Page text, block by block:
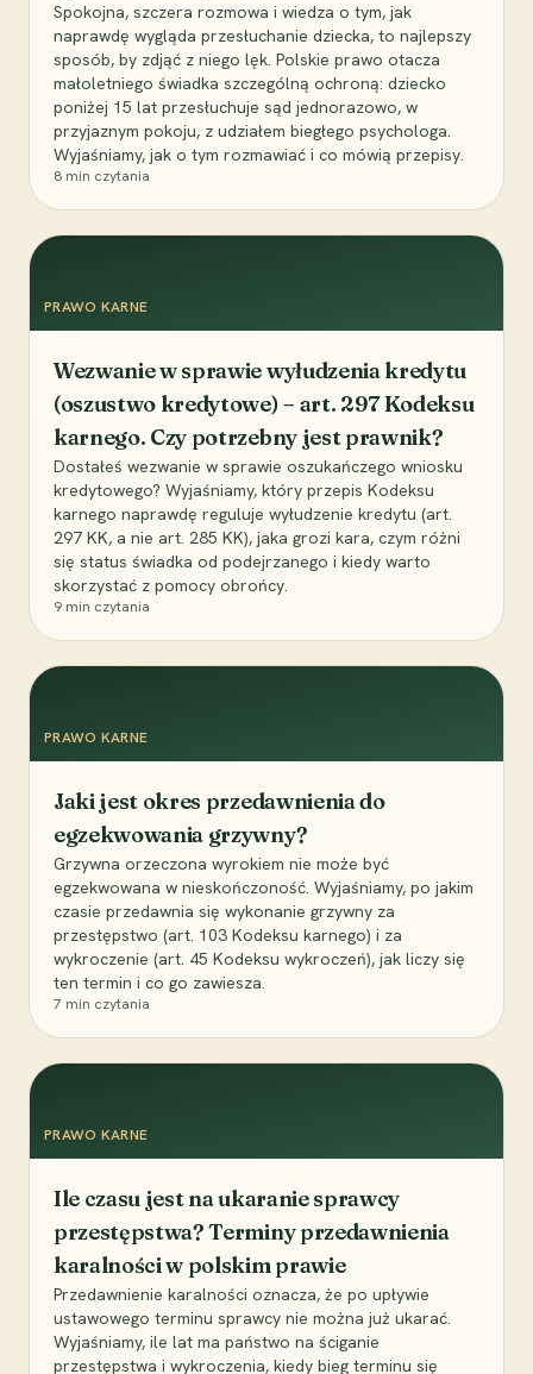
Spokojna, szczera rozmowa i wiedza o tym, jak
naprawdę wygląda przesłuchanie dziecka, to najlepszy
sposób, by zdjąć z niego lęk. Polskie prawo otacza
małoletniego świadka szczególną ochroną: dziecko
poniżej 15 lat przesłuchuje sąd jednorazowo, w
przyjaznym pokoju, z udziałem biegłego psychologa.
Wyjaśniamy, jak o tym rozmawiać i co mówią przepisy.
8 min czytania
PRAWO KARNE
Wezwanie w sprawie wyłudzenia kredytu
(oszustwo kredytowe) – art. 297 Kodeksu
karnego. Czy potrzebny jest prawnik?
Dostałeś wezwanie w sprawie oszukańczego wniosku
kredytowego? Wyjaśniamy, który przepis Kodeksu
karnego naprawdę reguluje wyłudzenie kredytu (art.
297 KK, a nie art. 285 KK), jaka grozi kara, czym różni
się status świadka od podejrzanego i kiedy warto
skorzystać z pomocy obrońcy.
9 min czytania
PRAWO KARNE
Jaki jest okres przedawnienia do
egzekwowania grzywny?
Grzywna orzeczona wyrokiem nie może być
egzekwowana w nieskończoność. Wyjaśniamy, po jakim
czasie przedawnia się wykonanie grzywny za
przestępstwo (art. 103 Kodeksu karnego) i za
wykroczenie (art. 45 Kodeksu wykroczeń), jak liczy się
ten termin i co go zawiesza.
7 min czytania
PRAWO KARNE
Ile czasu jest na ukaranie sprawcy
przestępstwa? Terminy przedawnienia
karalności w polskim prawie
Przedawnienie karalności oznacza, że po upływie
ustawowego terminu sprawcy nie można już ukarać.
Wyjaśniamy, ile lat ma państwo na ściganie
przestępstwa i wykroczenia, kiedy bieg terminu się